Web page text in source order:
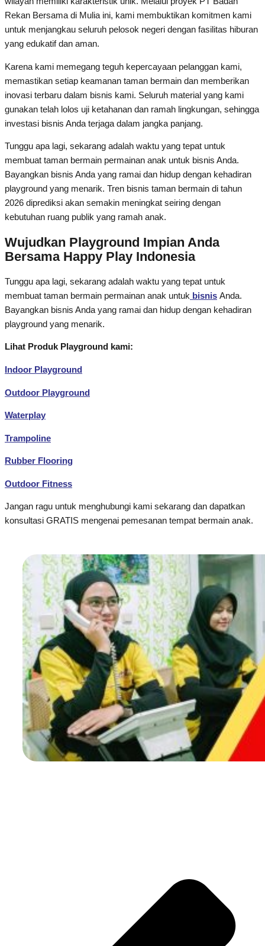
Rekan Bersama di Mulia ini, kami membuktikan komitmen kami
untuk menjangkau seluruh pelosok negeri dengan fasilitas hiburan
yang edukatif dan aman.
Karena kami memegang teguh kepercayaan pelanggan kami,
memastikan setiap keamanan taman bermain dan memberikan
inovasi terbaru dalam bisnis kami. Seluruh material yang kami
gunakan telah lolos uji ketahanan dan ramah lingkungan, sehingga
investasi bisnis Anda terjaga dalam jangka panjang.
Tunggu apa lagi, sekarang adalah waktu yang tepat untuk
membuat taman bermain permainan anak untuk bisnis Anda.
Bayangkan bisnis Anda yang ramai dan hidup dengan kehadiran
playground yang menarik. Tren bisnis taman bermain di tahun
2026 diprediksi akan semakin meningkat seiring dengan
kebutuhan ruang publik yang ramah anak.
Wujudkan Playground Impian Anda
Bersama Happy Play Indonesia
Tunggu apa lagi, sekarang adalah waktu yang tepat untuk
membuat taman bermain permainan anak untuk bisnis Anda.
Bayangkan bisnis Anda yang ramai dan hidup dengan kehadiran
playground yang menarik.
Lihat Produk Playground kami:
Indoor Playground
Outdoor Playground
Waterplay
Trampoline
Rubber Flooring
Outdoor Fitness
Jangan ragu untuk menghubungi kami sekarang dan dapatkan
konsultasi GRATIS mengenai pemesanan tempat bermain anak.